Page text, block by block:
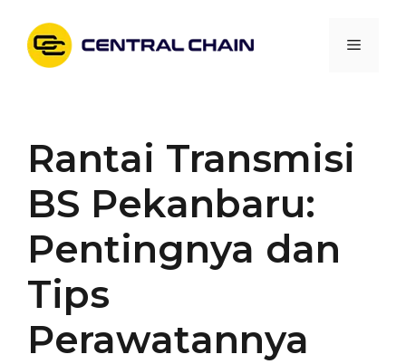
content
Menu
Rantai Transmisi
BS Pekanbaru:
Pentingnya dan
Tips
Perawatannya